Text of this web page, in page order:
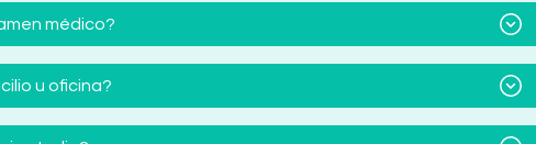
médico?
u oficina?